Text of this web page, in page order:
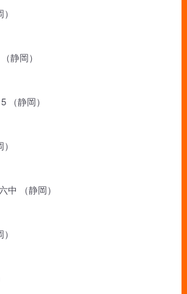
静岡）
（静岡）
中 （静岡）